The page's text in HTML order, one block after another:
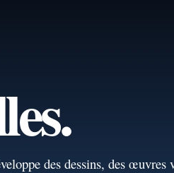
des dessins, des œuvres